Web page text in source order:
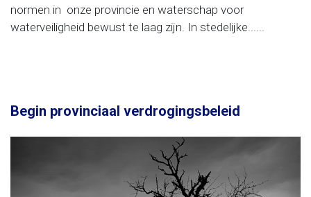
normen in onze provincie en waterschap voor
waterveiligheid bewust te laag zijn. In stedelijke......
Begin provinciaal verdrogingsbeleid